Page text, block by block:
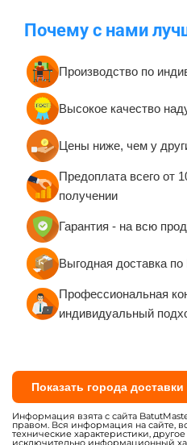
Надувные батуты для дома
Батуты-комплексы для
бизнеса